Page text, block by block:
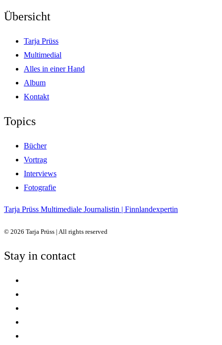
Übersicht
Tarja Prüss
Multimedial
Alles in einer Hand
Album
Kontakt
Topics
Bücher
Vortrag
Interviews
Fotografie
Tarja Prüss Multimediale Journalistin | Finnlandexpertin
© 2026 Tarja Prüss | All rights reserved
Stay in contact